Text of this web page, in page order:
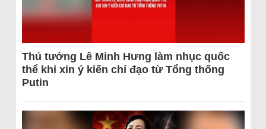
Thủ tướng Lê Minh Hưng làm nhục quốc
thể khi xin ý kiến chỉ đạo từ Tổng thống
Putin